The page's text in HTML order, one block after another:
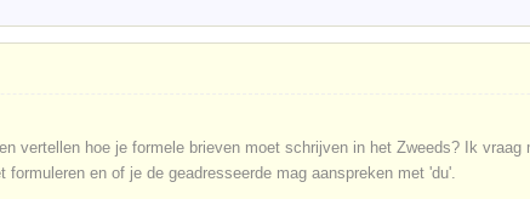
vertellen hoe je formele brieven moet schrijven in het Zweeds? Ik vraag
formuleren en of je de geadresseerde mag aanspreken met 'du'.